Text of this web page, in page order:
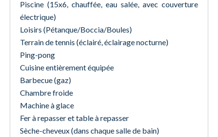
Piscine (15x6, chauffée, eau salée, avec couverture
électrique)
Loisirs (Pétanque/Boccia/Boules)
Terrain de tennis (éclairé, éclairage nocturne)
Ping-pong
Cuisine entièrement équipée
Barbecue (gaz)
Chambre froide
Machine à glace
Fer à repasser et table à repasser
Sèche-cheveux (dans chaque salle de bain)